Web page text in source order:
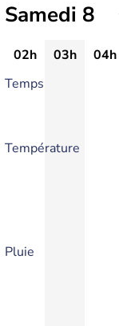
Samedi 8
02h 03h 04h
Temps
Température
Pluie